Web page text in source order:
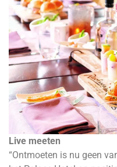
Live meeten
“Ontmoeten is nu geen